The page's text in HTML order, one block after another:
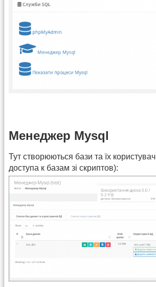
Менеджер Mysql
Тут створюються бази та їх
доступа к базам зі скриптов):